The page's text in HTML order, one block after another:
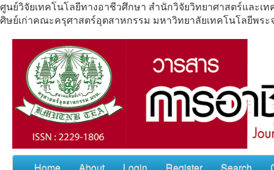
ศูนย์วิจัยเทคโนโลยีทางอาชีวศึกษา สำนักวิจัยวิทยาศาสตร์และ
ศิษย์เก่าคณะครุศาสตร์อุตสาหกรรม มหาวิทยาลัยเทคโนโลยีพระ